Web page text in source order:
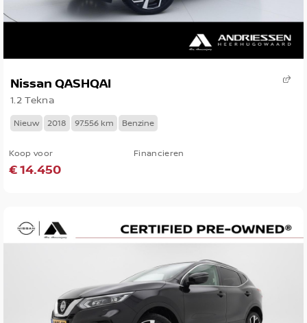
Nissan QASHQAI
1.2 Tekna
Nieuw 2018 97.556 km Benzine
Koop voor
€ 14.450
Financieren